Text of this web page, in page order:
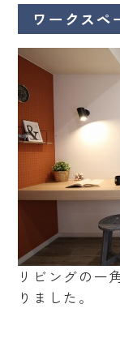
ワークスペ
リビングの一
りました。